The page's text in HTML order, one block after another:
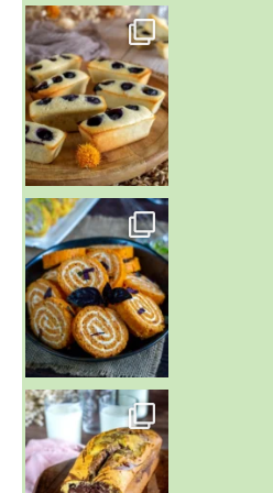
~ FINANCIERS MYRTILLES ET CITRON ~
Aujourd'hu